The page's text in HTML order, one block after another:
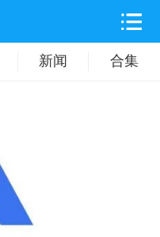
新闻 合集
尚购物